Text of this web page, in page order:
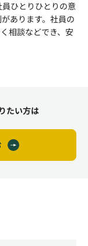
ひとりひとりの意
あります。社員の
相談などでき、安
たい方は